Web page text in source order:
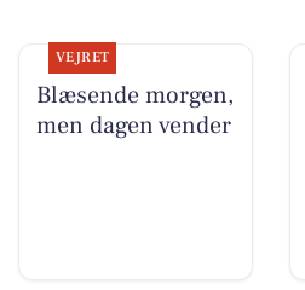
VEJRET
Blæsende morgen,
men dagen vender